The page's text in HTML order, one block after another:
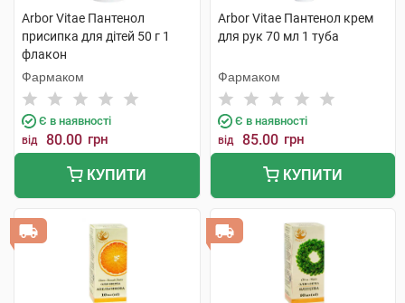
Arbor Vitae Пантенол
присипка для дітей 50 г 1
флакон
Фармаком
Є в наявності
від 80.00 грн
КУПИТИ
Arbor Vitae Пантенол крем
для рук 70 мл 1 туба
Фармаком
Є в наявності
від 85.00 грн
КУПИТИ